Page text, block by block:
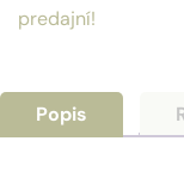
predajní!
Popis